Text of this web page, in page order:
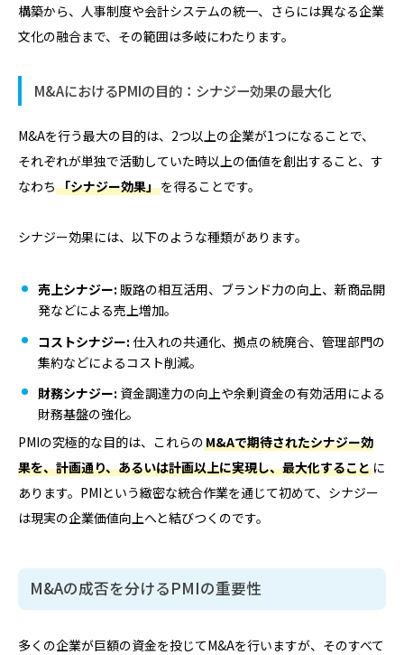
構築から、人事制度や会計システムの統一、さらには異なる企業
文化の融合まで、その範囲は多岐にわたります。
M&AにおけるPMIの目的：シナジー効果の最大化
M&Aを行う最大の目的は、2つ以上の企業が1つになることで、
それぞれが単独で活動していた時以上の価値を創出すること、す
なわち 「シナジー効果」を得ることです。
シナジー効果には、以下のような種類があります。
売上シナジー: 販路の相互活用、ブランド力の向上、新商品開
発などによる売上増加。
コストシナジー: 仕入れの共通化、拠点の統廃合、管理部門の
集約などによるコスト削減。
財務シナジー: 資金調達力の向上や余剰資金の有効活用による
財務基盤の強化。
PMIの究極的な目的は、これらのM&Aで期待されたシナジー効
果を、計画通り、あるいは計画以上に実現し、最大化すること に
あります。PMIという緻密な統合作業を通じて初めて、シナジー
は現実の企業価値向上へと結びつくのです。
M&Aの成否を分けるPMIの重要性
多くの企業が巨額の資金を投じてM&Aを行いますが、そのすべて